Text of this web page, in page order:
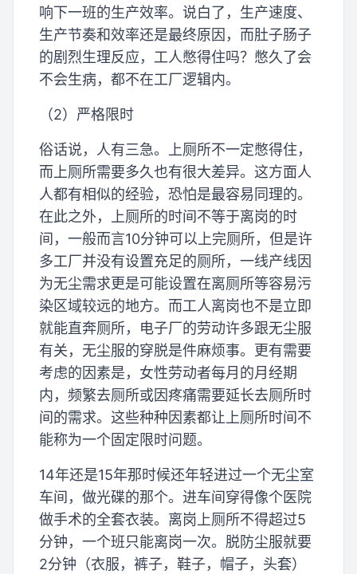
响下一班的生产效率。说白了，生产速度、
生产节奏和效率还是最终原因，而肚子肠子
的剧烈生理反应，工人憋得住吗？憋久了会
不会生病，都不在工厂逻辑内。
（2）严格限时
俗话说，人有三急。上厕所不一定憋得住，
而上厕所需要多久也有很大差异。这方面人
人都有相似的经验，恐怕是最容易同理的。
在此之外，上厕所的时间不等于离岗的时
间，一般而言10分钟可以上完厕所，但是许
多工厂并没有设置充足的厕所，一线产线因
为无尘需求更是可能设置在离厕所等容易污
染区域较远的地方。而工人离岗也不是立即
就能直奔厕所，电子厂的劳动许多跟无尘服
有关，无尘服的穿脱是件麻烦事。更有需要
考虑的因素是，女性劳动者每月的月经期
内，频繁去厕所或因疼痛需要延长去厕所时
间的需求。这些种种因素都让上厕所时间不
能称为一个固定限时问题。
14年还是15年那时候还年轻进过一个无尘室
车间，做光碟的那个。进车间穿得像个医院
做手术的全套衣装。离岗上厕所不得超过5
分钟，一个班只能离岗一次。脱防尘服就要
2分钟（衣服，裤子，鞋子，帽子，头套）